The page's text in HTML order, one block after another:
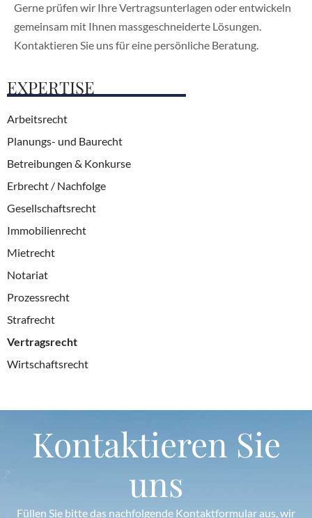
Gerne prüfen wir Ihre Vertragsunterlagen oder entwickeln
gemeinsam mit Ihnen massgeschneiderte Lösungen.
Kontaktieren Sie uns für eine persönliche Beratung.
EXPERTISE
Arbeitsrecht
Planungs- und Baurecht
Betreibungen & Konkurse
Erbrecht / Nachfolge
Gesellschaftsrecht
Immobilienrecht
Mietrecht
Notariat
Prozessrecht
Strafrecht
Vertragsrecht
Wirtschaftsrecht
Kontaktieren Sie
uns
Füllen Sie bitte das nachfolgende Kontaktformular aus, wir